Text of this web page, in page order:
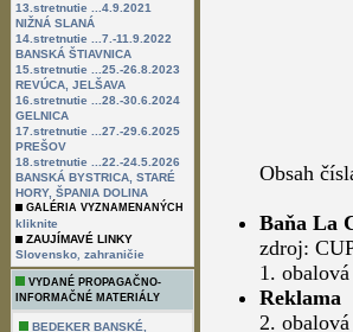
13.stretnutie ...4.9.2021
NIŽNÁ SLANÁ
14.stretnutie ...7.-11.9.2022
BANSKÁ ŠTIAVNICA
15.stretnutie ...25.-26.8.2023
REVÚCA, JELŠAVA
16.stretnutie ...28.-30.6.2024
GELNICA
17.stretnutie ...27.-29.6.2025
PREŠOV
18.stretnutie ...22.-24.5.2026
BANSKÁ BYSTRICA, STARÉ
HORY, ŠPANIA DOLINA
GALÉRIA VYZNAMENANÝCH
kliknite
ZAUJÍMAVÉ LINKY
Slovensko zahraničie
VYDANÉ PROPAGAČNO-
INFORMAČNÉ MATERIÁLY
BEDEKER BANSKÉ,
Obsah
Baňa La
zdroj:
1.
Reklama
2. obalová